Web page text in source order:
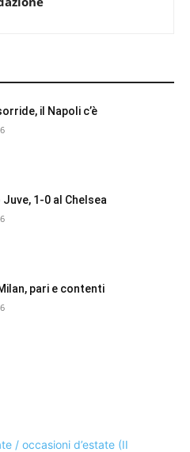
il Napoli c’è
Juve, 1-0 al Chelsea
pari e contenti